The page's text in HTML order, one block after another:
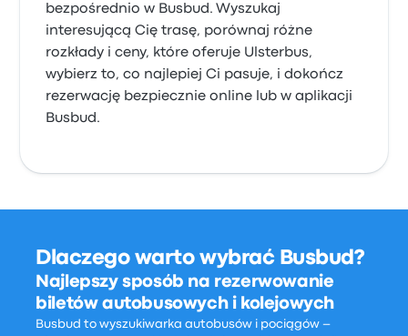
bezpośrednio w Busbud. Wyszukaj
interesującą Cię trasę, porównaj różne
rozkłady i ceny, które oferuje Ulsterbus,
wybierz to, co najlepiej Ci pasuje, i dokończ
rezerwację bezpiecznie online lub w aplikacji
Busbud.
Dlaczego warto wybrać Busbud?
Najlepszy sposób na rezerwowanie
biletów autobusowych i kolejowych
Busbud to wyszukiwarka autobusów i pociągów –